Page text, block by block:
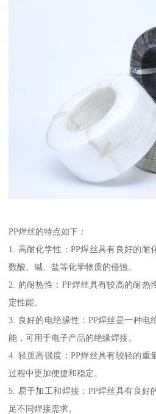
PP焊丝的特点如下：
1. 高耐化学性：PP焊丝具有良好的耐
数酸、碱、盐等化学物质的侵蚀。
2. 的耐热性：PP焊丝具有较高的耐热
定性能。
3. 良好的电绝缘性：PP焊丝是一种电
能，可用于电子产品的绝缘焊接。
4. 轻质高强度：PP焊丝具有较轻的重
过程中更加便捷和稳定。
5. 易于加工和焊接：PP焊丝具有良好
足不同焊接需求。